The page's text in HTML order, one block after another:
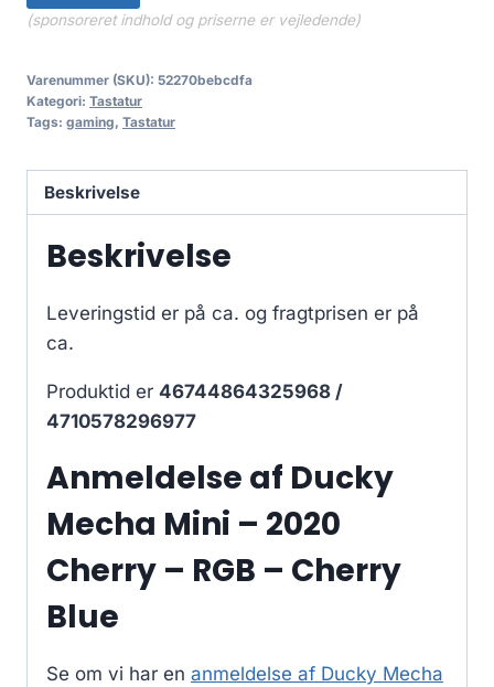
(sponsoreret indhold og priserne er vejledende)
Varenummer (SKU): 52270bebcdfa
Kategori: Tastatur
Tags: gaming, Tastatur
Beskrivelse
Beskrivelse
Leveringstid er på ca. og fragtprisen er på
ca.
Produktid er 46744864325968 /
4710578296977
Anmeldelse af Ducky
Mecha Mini – 2020
Cherry – RGB – Cherry
Blue
Se om vi har en anmeldelse af Ducky Mecha